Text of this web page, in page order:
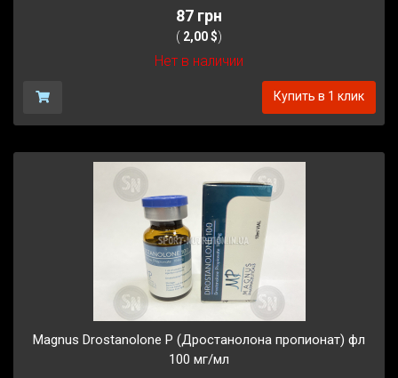
87 грн
( 2,00 $)
Нет в наличии
Купить в 1 клик
Magnus Drostanolone P (Дростанолона пропионат) фл
100 мг/мл